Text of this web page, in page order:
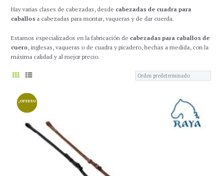
Hay varias clases de cabezadas, desde cabezadas de cuadra para
caballos a cabezadas para montar, vaqueras y de dar cuerda.
Estamos especializados en la fabricación de cabezadas para caballos de
cuero, inglesas, vaqueras o de cuadra y picadero, hechas a medida, con la
máxima calidad y al mejor precio.
¡OFERTA!